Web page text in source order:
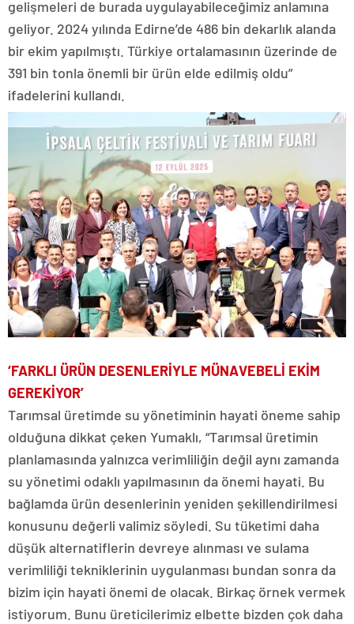
gelişmeleri de burada uygulayabileceğimiz anlamına
geliyor. 2024 yılında Edirne’de 486 bin dekarlık alanda
bir ekim yapılmıştı. Türkiye ortalamasının üzerinde de
391 bin tonla önemli bir ürün elde edilmiş oldu”
ifadelerini kullandı.
‘FARKLI ÜRÜN DESENLERİYLE MÜNAVEBELİ EKİM
GEREKİYOR’
Tarımsal üretimde su yönetiminin hayati öneme sahip
olduğuna dikkat çeken Yumaklı, “Tarımsal üretimin
planlamasında yalnızca verimliliğin değil aynı zamanda
su yönetimi odaklı yapılmasının da önemi hayati. Bu
bağlamda ürün desenlerinin yeniden şekillendirilmesi
konusunu değerli valimiz söyledi. Su tüketimi daha
düşük alternatiflerin devreye alınması ve sulama
verimliliği tekniklerinin uygulanması bundan sonra da
bizim için hayati önemi de olacak. Birkaç örnek vermek
istiyorum. Bunu üreticilerimiz elbette bizden çok daha